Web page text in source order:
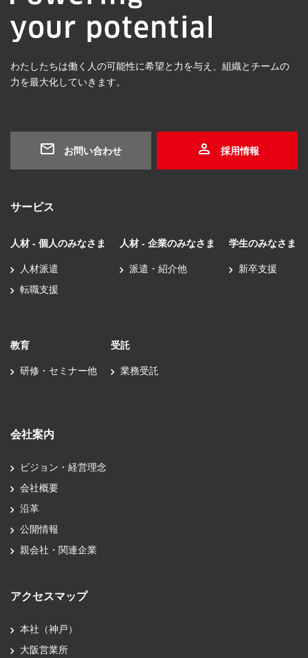
わたしたちは働く人の可能性に希望と力を与え、組織とチームの
力を最大化していきます。
お問い合わせ 採用情報
サービス
人材 - 個人のみなさま
人材派遣
転職支援
人材 - 企業のみなさま
派遣・紹介他
学生のみなさま
新卒支援
教育
研修・セミナー他
受託
業務受託
会社案内
ビジョン・経営理念
会社概要
沿革
公開情報
親会社・関連企業
アクセスマップ
本社（神戸）
大阪営業所